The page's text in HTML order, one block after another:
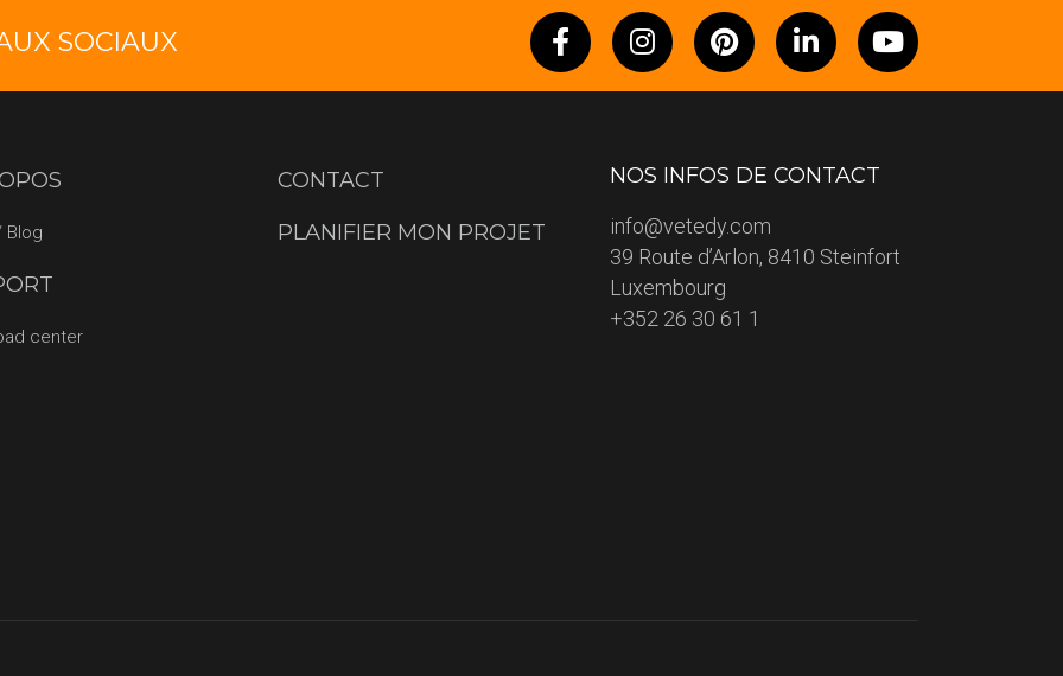
SOCIAUX
Blog
center
CONTACT
PLANIFIER MON PROJET
NOS INFOS DE CONTACT
info@vetedy.com
39 Route d’Arlon, 8410 Steinfort
Luxembourg
+352 26 30 61 1